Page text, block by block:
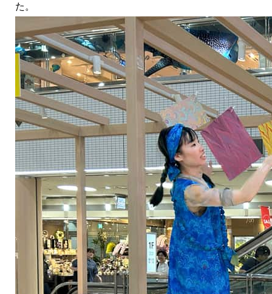
た。